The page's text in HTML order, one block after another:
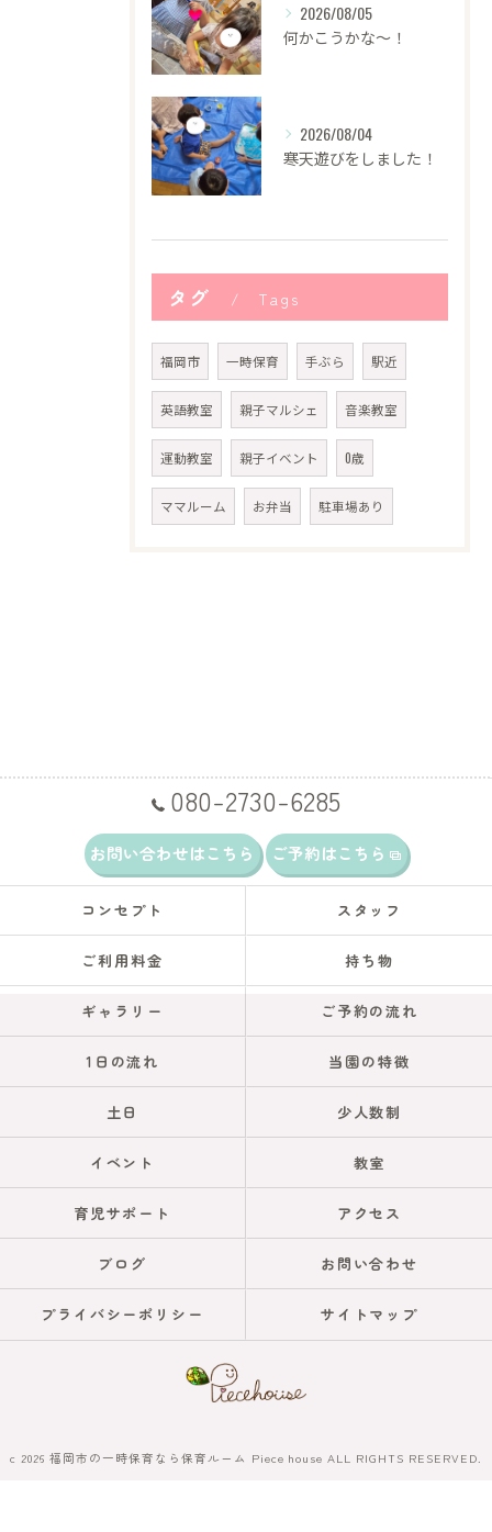
2026/08/05
何かこうかな〜！
2026/08/04
寒天遊びをしました！
タグ Tags
福岡市 一時保育 手ぶら 駅近
英語教室 親子マルシェ 音楽教室
運動教室 親子イベント 0歳
ママルーム お弁当 駐車場あり
080-2730-6285
お問い合わせはこちら ご予約はこちら
コンセプト スタッフ
ご利用料金 持ち物
ギャラリー ご予約の流れ
1日の流れ 当園の特徴
土日 少人数制
イベント 教室
育児サポート アクセス
ブログ お問い合わせ
プライバシーポリシー サイトマップ
c 2026 福岡市の一時保育なら保育ルーム Piece house ALL RIGHTS RESERVED.